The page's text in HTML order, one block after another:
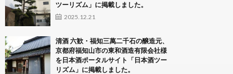
ツーリズム」に掲載しました。
2025.12.21
清酒 六歓・福知三萬二千石の醸造元、
京都府福知山市の東和酒造有限会社様
を日本酒ポータルサイト「日本酒ツー
リズム」に掲載しました。